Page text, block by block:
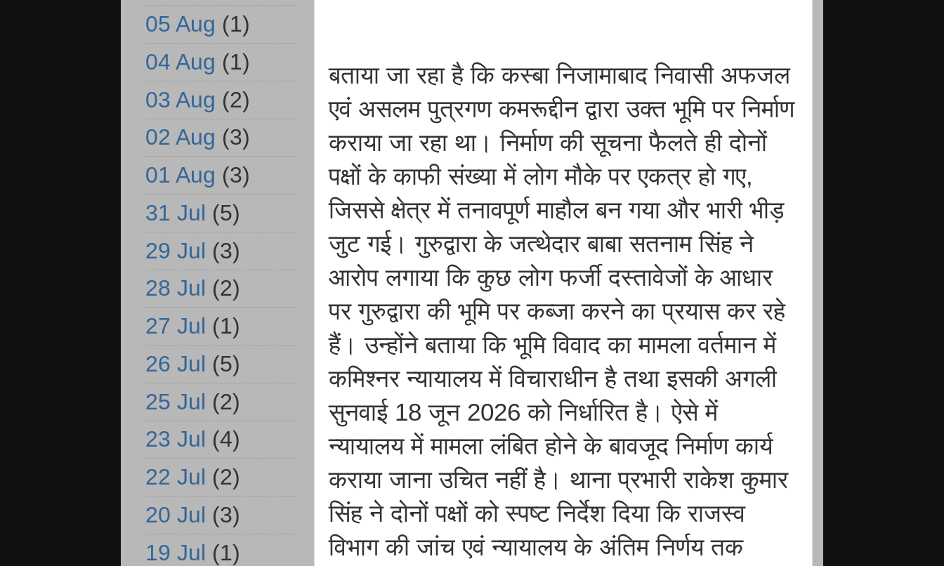
बताया जा रहा है कि कस्बा निजामाबाद निवासी अफजल
एवं असलम पुत्रगण कमरूद्दीन द्वारा उक्त भूमि पर निर्माण
कराया जा रहा था। निर्माण की सूचना फैलते ही दोनों
पक्षों के काफी संख्या में लोग मौके पर एकत्र हो गए,
जिससे क्षेत्र में तनावपूर्ण माहौल बन गया और भारी भीड़
जुट गई। गुरुद्वारा के जत्थेदार बाबा सतनाम सिंह ने
आरोप लगाया कि कुछ लोग फर्जी दस्तावेजों के आधार
पर गुरुद्वारा की भूमि पर कब्जा करने का प्रयास कर रहे
हैं। उन्होंने बताया कि भूमि विवाद का मामला वर्तमान में
कमिश्नर न्यायालय में विचाराधीन है तथा इसकी अगली
सुनवाई 18 जून 2026 को निर्धारित है। ऐसे में
न्यायालय में मामला लंबित होने के बावजूद निर्माण कार्य
कराया जाना उचित नहीं है। थाना प्रभारी राकेश कुमार
सिंह ने दोनों पक्षों को स्पष्ट निर्देश दिया कि राजस्व
विभाग की जांच एवं न्यायालय के अंतिम निर्णय तक
05 Aug (1)
04 Aug (1)
03 Aug (2)
02 Aug (3)
01 Aug (3)
31 Jul (5)
29 Jul (3)
28 Jul (2)
27 Jul (1)
26 Jul (5)
25 Jul (2)
23 Jul (4)
22 Jul (2)
20 Jul (3)
19 Jul (1)